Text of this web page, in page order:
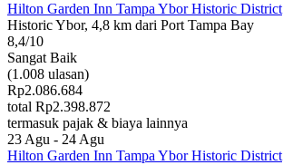
Hilton Garden Inn Tampa Ybor Historic District
Historic Ybor, 4,8 km dari Port Tampa Bay
8,4/10
Sangat Baik
(1.008 ulasan)
Rp2.086.684
total Rp2.398.872
termasuk pajak & biaya lainnya
23 Agu - 24 Agu
Hilton Garden Inn Tampa Ybor Historic District